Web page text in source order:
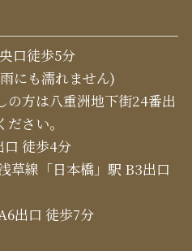
口徒歩5分
にも濡れません)
の方は八重洲地下街24番出
さい。
口 徒歩4分
草線「日本橋」駅 B3出口
出口 徒歩7分